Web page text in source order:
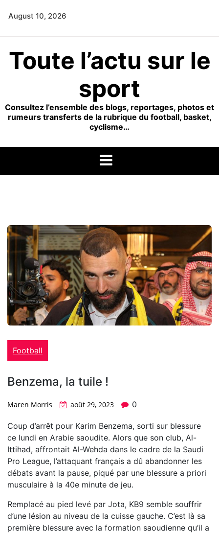
August 10, 2026
Toute l’actu sur le
sport
Consultez l’ensemble des blogs, reportages, photos et
rumeurs transferts de la rubrique du football, basket,
cyclisme…
Football
Benzema, la tuile !
Maren Morris août 29, 2023 0
Coup d’arrêt pour Karim Benzema, sorti sur blessure
ce lundi en Arabie saoudite. Alors que son club, Al-
Ittihad, affrontait Al-Wehda dans le cadre de la Saudi
Pro League, l’attaquant français a dû abandonner les
débats avant la pause, piqué par une blessure a priori
musculaire à la 40e minute de jeu.
Remplacé au pied levé par Jota, KB9 semble souffrir
d’une lésion au niveau de la cuisse gauche. C’est là sa
première blessure avec la formation saoudienne qu’il a